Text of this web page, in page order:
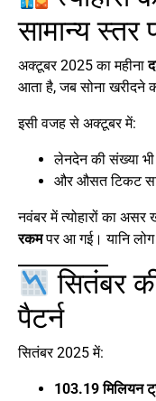
सामान्य स्तर
अक्टूबर 2025 का महीना
आता है, जब सोना खरीदने
इसी वजह से अक्टूबर में:
लेनदेन की संख्या
और औसत टिकट
नवंबर में त्योहारों का असर
रकमपर आ गई। यानि लोग
सितंबर
पैटर्न
सितंबर 2025 में:
103.19 मिलियन